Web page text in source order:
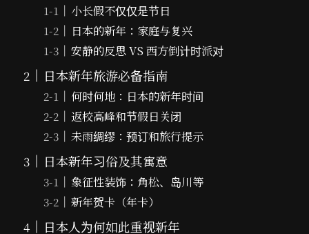
小长假不仅仅是节日
日本的新年：家庭与复兴
安静的反思 VS 西方倒计时派对
日本新年旅游必备指南
何时何地：日本的新年时间
返校高峰和节假日关闭
未雨绸缪：预订和旅行提示
日本新年习俗及其寓意
象征性装饰：角松、岛川等
新年贺卡（年卡）
日本人为何如此重视新年